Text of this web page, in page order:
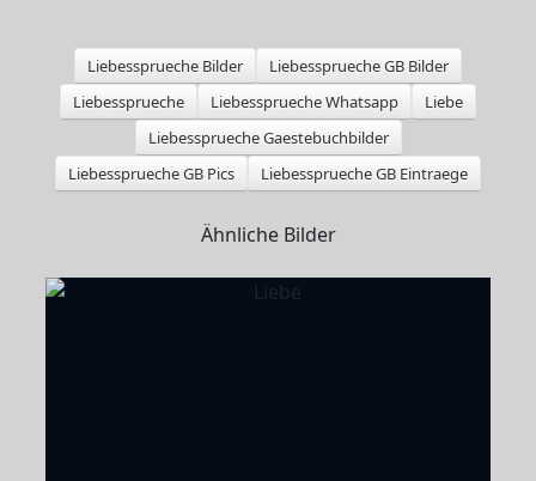
Liebessprueche Bilder
Liebessprueche GB Bilder
Liebessprueche
Liebessprueche Whatsapp
Liebe
Liebessprueche Gaestebuchbilder
Liebessprueche GB Pics
Liebessprueche GB Eintraege
Ähnliche Bilder